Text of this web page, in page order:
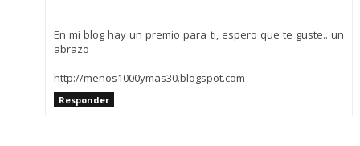
En mi blog hay un premio para ti, espero que te guste.. un
abrazo
http://menos1000ymas30.blogspot.com
Responder